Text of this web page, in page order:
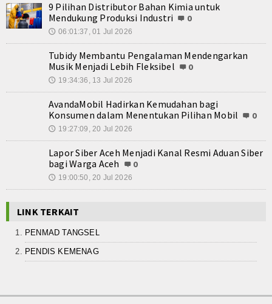
Miso Medis9 Pilihan Distributor Bahan Kimia untuk
Mendukung Produksi Industri
0
🕔 06:01:37, 01 Jul 2026
Tubidy Membantu Pengalaman Mendengarkan
Musik Menjadi Lebih Fleksibel
0
🕔 19:34:36, 13 Jul 2026
AvandaMobil Hadirkan Kemudahan bagi
Konsumen dalam Menentukan Pilihan Mobil
0
🕔 19:27:09, 20 Jul 2026
Lapor Siber Aceh Menjadi Kanal Resmi Aduan Siber
bagi Warga Aceh
0
🕔 19:00:50, 20 Jul 2026
LINK TERKAIT
PENMAD TANGSEL
PENDIS KEMENAG